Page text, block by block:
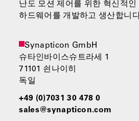
난도 모션 제어를 위한 혁신적인
하드웨어를 개발하고 생산합니
Synapticon GmbH
슈타인바이스슈트라세 1
71101 쇤나이히
독일
+49 (0)7031 30 478 0
sales@synapticon.com